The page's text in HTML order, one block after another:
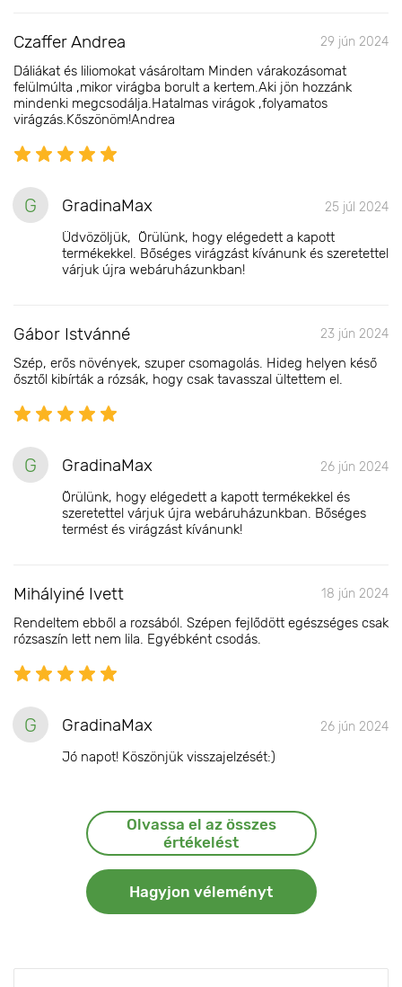
Czaffer Andrea 29 jún 2024
Dáliákat és liliomokat vásároltam Minden várakozásomat
felülmúlta ,mikor virágba borult a kertem.Aki jön hozzánk
mindenki megcsodálja.Hatalmas virágok ,folyamatos
virágzás.Kőszönöm!Andrea
G GradinaMax 25 júl 2024
Üdvözöljük, Örülünk, hogy elégedett a kapott
termékekkel. Bőséges virágzást kívánunk és szeretettel
várjuk újra webáruházunkban!
Gábor Istvánné 23 jún 2024
Szép, erős növények, szuper csomagolás. Hideg helyen késő
ősztől kibírták a rózsák, hogy csak tavasszal ültettem el.
G GradinaMax 26 jún 2024
Örülünk, hogy elégedett a kapott termékekkel és
szeretettel várjuk újra webáruházunkban. Bőséges
termést és virágzást kívánunk!
Mihályiné Ivett 18 jún 2024
Rendeltem ebből a rozsából. Szépen fejlődött egészséges csak
rózsaszín lett nem lila. Egyébként csodás.
G GradinaMax 26 jún 2024
Jó napot! Köszönjük visszajelzését:)
Olvassa el az összes
értékelést
Hagyjon véleményt